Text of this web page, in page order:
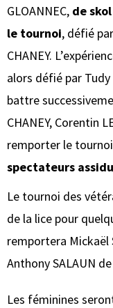
GLOANNEC, de
le tournoi, défié
CHANEY.
alors défié par
battre
CHANEY, Corentin
remporter le
spectateurs
Le tournoi des
de la lice pour
remportera Mickaël
Anthony SALAUN
Les féminines